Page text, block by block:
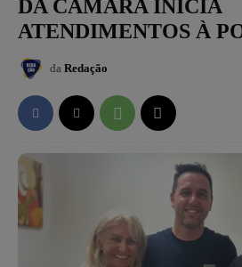
DA CÂMARA INICIA
ATENDIMENTOS À
da Redação